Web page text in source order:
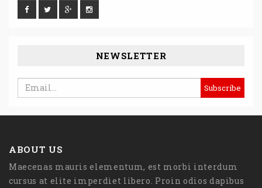
NEWSLETTER
ABOUT US
Maecenas mauris elementum, est morbi interdum
cursus at elite imperdiet libero. Proin odios dapibus